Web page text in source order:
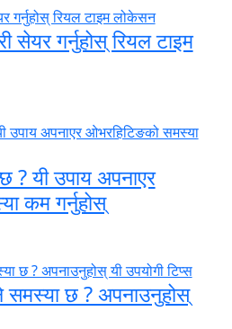
सेयर गर्नुहोस् रियल टाइम
? यी उपाय अपनाएर
कम गर्नुहोस्
समस्या छ ? अपनाउनुहोस्